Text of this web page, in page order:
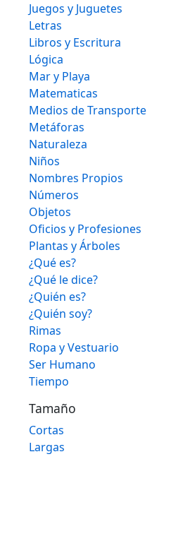
Juegos y Juguetes
Letras
Libros y Escritura
Lógica
Mar y Playa
Matematicas
Medios de Transporte
Metáforas
Naturaleza
Niños
Nombres Propios
Números
Objetos
Oficios y Profesiones
Plantas y Árboles
¿Qué es?
¿Qué le dice?
¿Quién es?
¿Quién soy?
Rimas
Ropa y Vestuario
Ser Humano
Tiempo
Tamaño
Cortas
Largas